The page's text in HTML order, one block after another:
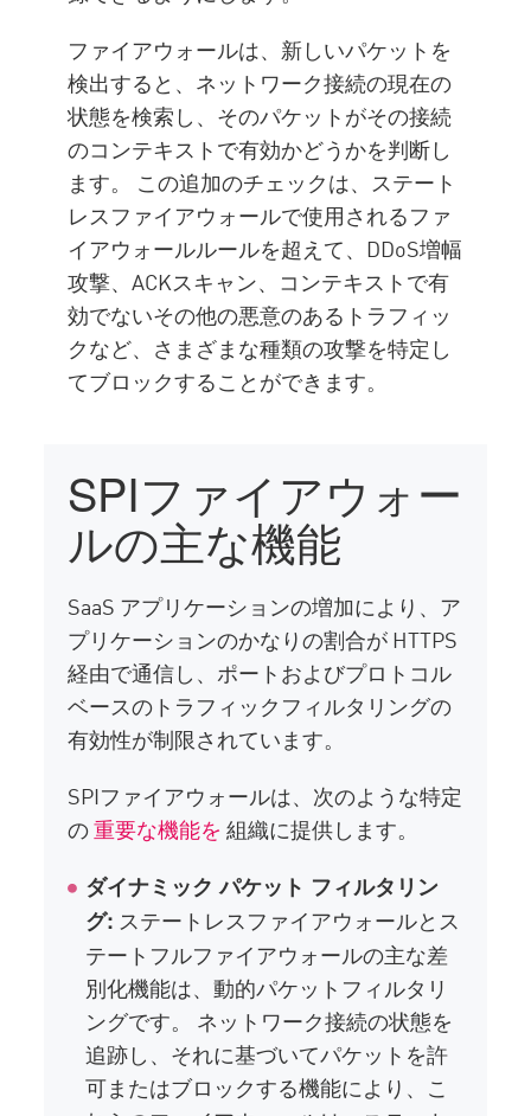
ファイアウォールは、新しいパケットを
検出すると、ネットワーク接続の現在の
状態を検索し、そのパケットがその接続
のコンテキストで有効かどうかを判断し
ます。 この追加のチェックは、ステート
レスファイアウォールで使用されるファ
イアウォールルールを超えて、DDoS増幅
攻撃、ACKスキャン、コンテキストで有
効でないその他の悪意のあるトラフィッ
クなど、さまざまな種類の攻撃を特定し
てブロックすることができます。
SPIファイアウォー
ルの主な機能
SaaS アプリケーションの増加により、ア
プリケーションのかなりの割合が HTTPS
経由で通信し、ポートおよびプロトコル
ベースのトラフィックフィルタリングの
有効性が制限されています。
SPIファイアウォールは、次のような特定
の重要な機能を 組織に提供します。
ダイナミック パケット フィルタリン
グ: ステートレスファイアウォールとス
テートフルファイアウォールの主な差
別化機能は、動的パケットフィルタリ
ングです。 ネットワーク接続の状態を
追跡し、それに基づいてパケットを許
可またはブロックする機能により、こ